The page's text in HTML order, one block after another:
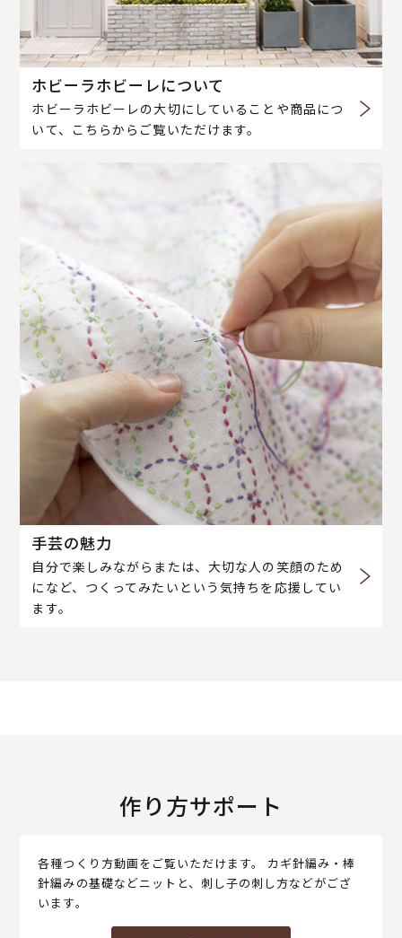
ホビーラホビーレについて
ホビーラホビーレの大切にしていることや商品につ
いて、こちらからご覧いただけます。
手芸の魅力
自分で楽しみながらまたは、大切な人の笑顔のため
になど、つくってみたいという気持ちを応援してい
ます。
作り方サポート
各種つくり方動画をご覧いただけます。 カギ針編み・棒
針編みの基礎などニットと、刺し子の刺し方などがござ
います。